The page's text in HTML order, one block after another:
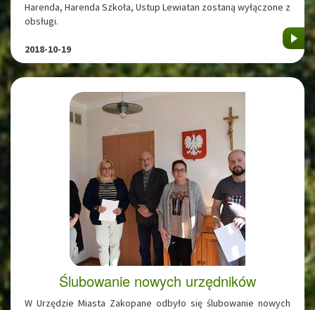
Harenda, Harenda Szkoła, Ustup Lewiatan zostaną wyłączone z
obsługi.
2018-10-19
Ślubowanie nowych urzędników
W Urzędzie Miasta Zakopane odbyło się ślubowanie nowych